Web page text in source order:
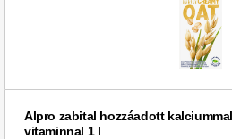
Alpro zabital hozzáadott
vitaminnal 1 l